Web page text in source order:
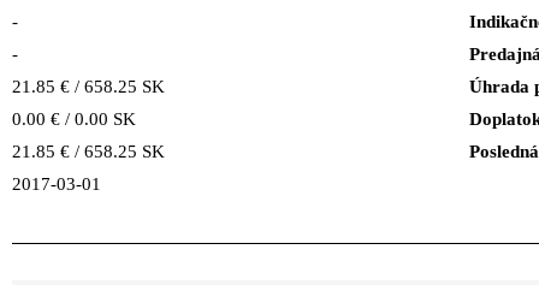
-
-
21.85 € / 658.25 SK
Úhrada
0.00 € / 0.00 SK
21.85 € / 658.25 SK
2017-03-01